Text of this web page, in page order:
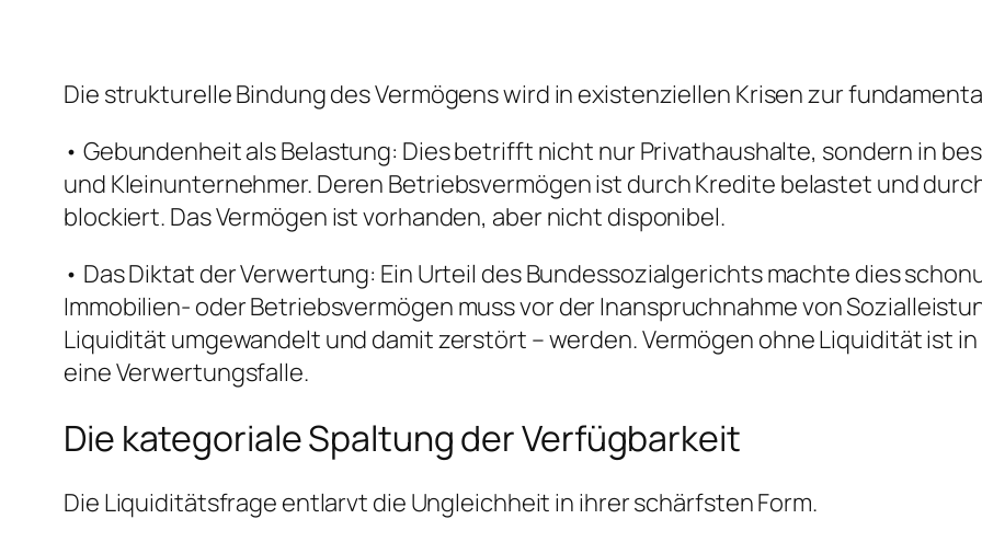
Die strukturelle Bindung des Vermögens wird in existenziellen Krisen zur
• Gebundenheit als Belastung: Dies betrifft nicht nur Privathaushalte, sondern in
und Kleinunternehmer. Deren Betriebsvermögen ist durch Kredite belastet und
blockiert. Das Vermögen ist vorhanden, aber nicht disponibel.
• Das Diktat der Verwertung: Ein Urteil des Bundessozialgerichts machte dies
Immobilien- oder Betriebsvermögen muss vor der Inanspruchnahme von
Liquidität umgewandelt und damit zerstört – werden. Vermögen ohne Liquidität ist
eine Verwertungsfalle.
Die kategoriale Spaltung der Verfügbarkeit
Die Liquiditätsfrage entlarvt die Ungleichheit in ihrer schärfsten Form.